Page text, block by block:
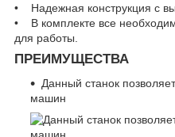
• Надежная конструкция с
• В комплекте все
для работы.
ПРЕИМУЩЕСТВА
Данный станок
машин